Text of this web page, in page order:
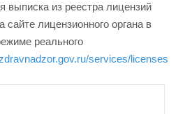
выписка из реестра лицензий
сайте лицензионного органа в
реального
services/licenses